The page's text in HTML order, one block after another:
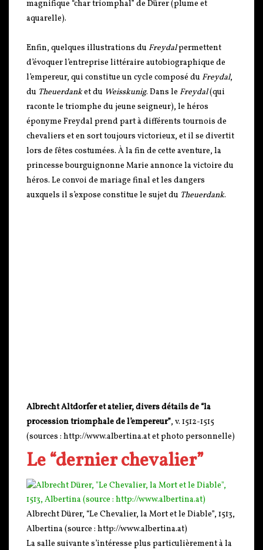
magnifique “char triomphal” de Dürer (plume et
aquarelle).
Enfin, quelques illustrations du Freydalpermettent
d’évoquer l’entreprise littéraire autobiographique de
l’empereur, qui constitue un cycle composé du Freydal,
du Theuerdanket du Weisskunig. Dans le Freydal(qui
raconte le triomphe du jeune seigneur), le héros
éponyme Freydal prend part à différents tournois de
chevaliers et en sort toujours victorieux, et il se divertit
lors de fêtes costumées. À la fin de cette aventure, la
princesse bourguignonne Marie annonce la victoire du
héros. Le convoi de mariage final et les dangers
auxquels il s’expose constitue le sujet du Theuerdank.
Albrecht Altdorfer et atelier, divers détails de “la
procession triomphale de l’empereur”, v. 1512-1515
(sources : http://www.albertina.at et photo personnelle)
Le “dernier chevalier”
Albrecht Dürer, “Le Chevalier, la Mort et le Diable”, 1513,
Albertina (source : http://www.albertina.at)
La salle suivante s’intéresse plus particulièrement à la